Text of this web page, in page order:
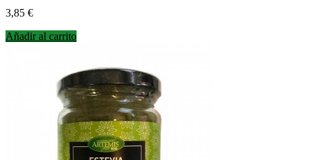
Precio
3,85 €
Añadir al carrito